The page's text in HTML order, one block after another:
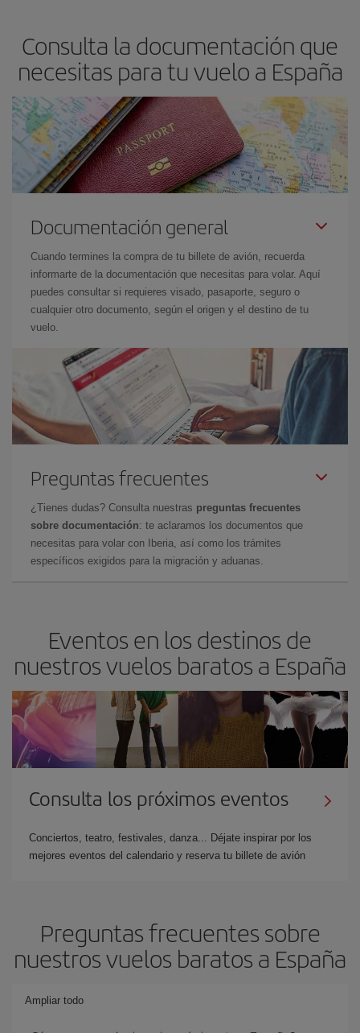
Consulta la documentación que
necesitas para tu vuelo a España
Documentación general
Cuando termines la compra de tu billete de avión, recuerda
informarte de la documentación que necesitas para volar. Aquí
puedes consultar si requieres visado, pasaporte, seguro o
cualquier otro documento, según el origen y el destino de tu
vuelo.
Preguntas frecuentes
¿Tienes dudas? Consulta nuestras preguntas frecuentes
sobre documentación: te aclaramos los documentos que
necesitas para volar con Iberia, así como los trámites
específicos exigidos para la migración y aduanas.
Eventos en los destinos de
nuestros vuelos baratos a España
Consulta los próximos eventos
Conciertos, teatro, festivales, danza... Déjate inspirar por los
mejores eventos del calendario y reserva tu billete de avión
Preguntas frecuentes sobre
nuestros vuelos baratos a España
Ampliar todo